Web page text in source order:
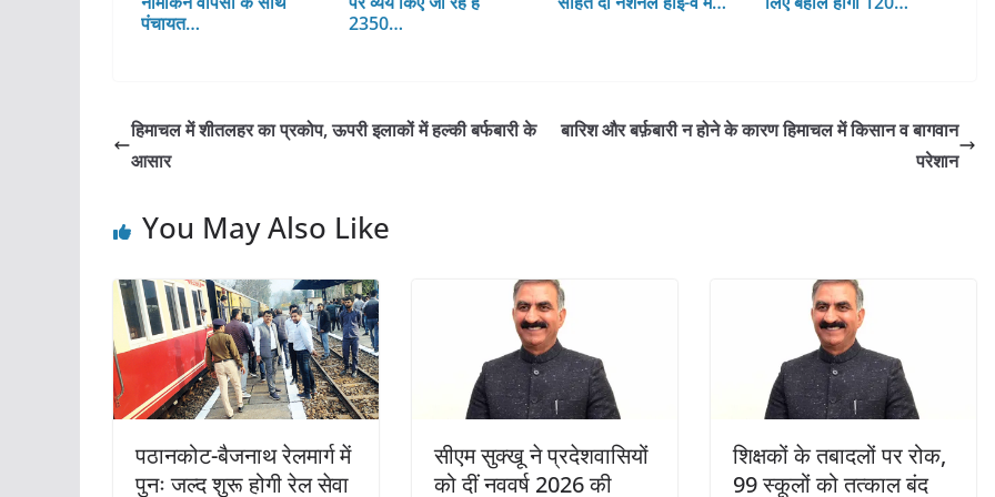
पंचायत…
2350…
हिमाचल में शीतलहर का प्रकोप, ऊपरी इलाकों में हल्की बर्फबारी के
आसार
बारिश और बर्फ़बारी न होने के कारण हिमाचल में किसान व बागवान
परेशान
You May Also Like
पठानकोट-बैजनाथ रेलमार्ग में
पुनः जल्द शुरू होगी रेल सेवा
सीएम सुक्खू ने प्रदेशवासियों
को दीं नववर्ष 2026 की
शिक्षकों के तबादलों पर रोक,
99 स्कूलों को तत्काल बंद